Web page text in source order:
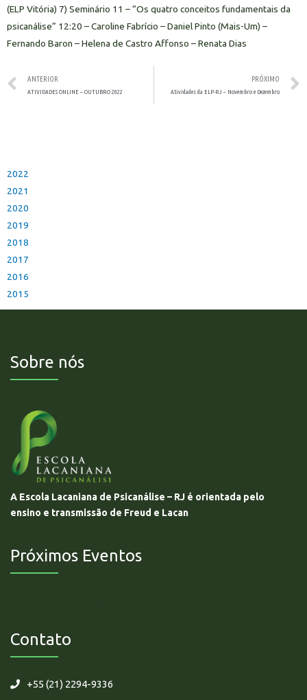
(ELP Vitória) 7) Seminário 11 – “Os quatro conceitos fundamentais da
psicanálise” 12:20 – Caroline Fabrício – Daniel Pinto (Mais-Um) –
Fernando Baron – Helena de Castro Affonso – Renata Dias
ANTERIOR
ATIVIDADES ONLINE – OUTUBRO 2022
PRÓXIMO
Atividades da ELP-RJ – Novembro e Dezembro
2022
2021
2020
2019
2018
2017
2016
2015
Sobre nós
A Escola Lacaniana de Psicanálise – RJ é orientada pelo
ensino e transmissão de Freud e Lacan
Próximos Eventos
Contato
+55 (21) 2294-9336